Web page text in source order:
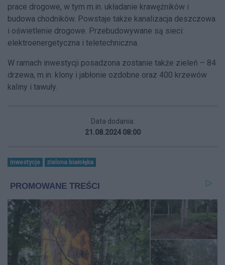
prace drogowe, w tym m.in. układanie krawężników i
budowa chodników. Powstaje także kanalizacja deszczowa
i oświetlenie drogowe. Przebudowywane są sieci:
elektroenergetyczna i teletechniczna.
W ramach inwestycji posadzona zostanie także zieleń – 84
drzewa, m.in. klony i jabłonie ozdobne oraz 400 krzewów
kaliny i tawuły.
Data dodania:
21.08.2024 08:00
inwestycje zielona białołęka